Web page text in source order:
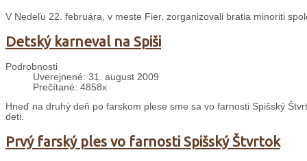
V Nedeľu 22. februára, v meste Fier, zorganizovali bratia minoriti
Detský karneval na Spiši
Podrobnosti
Uverejnené: 31. august 2009
Prečítané: 4858x
Hneď na druhý deň po farskom plese sme sa vo farnosti Spišský
deti.
Prvý farský ples vo farnosti Spišský Štvrtok